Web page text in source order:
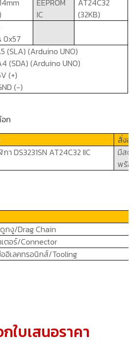
IC
(32KB)
0x57
(SLA) (Arduino UNO)
(SDA) (Arduino UNO)
(+)
(-)
ก
สั่งอ
กาDS3231SN AT24C32 IIC
มีส
พร้
ดูกงู/Drag Chain
ตอร์/Connector
อิเลคทรอนิกส์/Tooling
ใบเสนอราคา